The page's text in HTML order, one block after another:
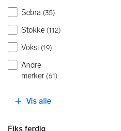
Sebra (35)
Stokke (112)
Voksi (19)
Andre
merker (61)
Vis alle
Fiks ferdig